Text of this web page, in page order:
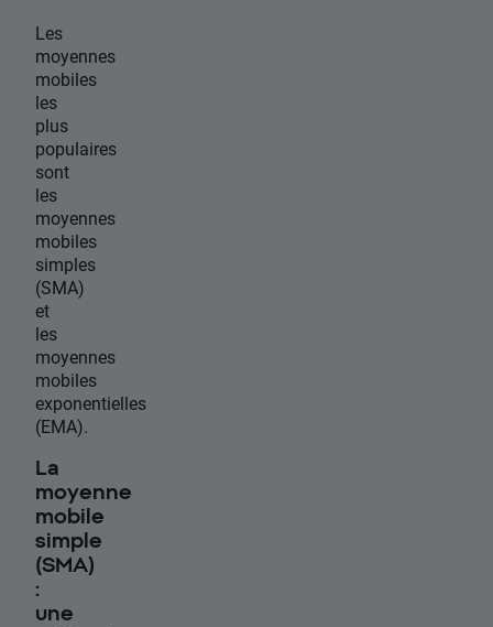
Les
moyennes
mobiles
les
plus
populaires
sont
les
moyennes
mobiles
simples
(SMA)
et
les
moyennes
mobiles
exponentielles
(EMA).
La
moyenne
mobile
simple
(SMA)
:
une